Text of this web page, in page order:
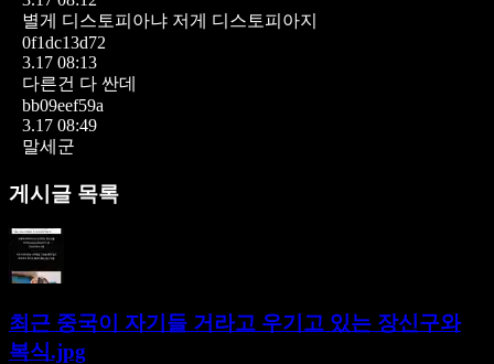
별게 디스토피아냐 저게 디스토피아지
0f1dc13d72
3.17 08:13
다른건 다 싼데
bb09eef59a
3.17 08:49
말세군
게시글 목록
최근 중국이 자기들 거라고 우기고 있는 장신구와
복식.jpg